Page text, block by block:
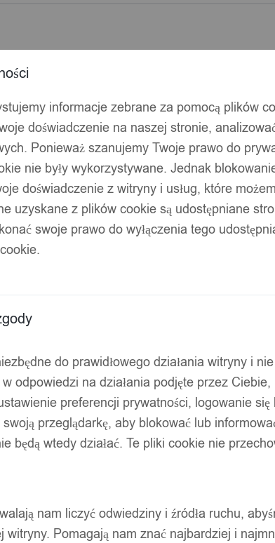
informacje zebrane za pomocą plików
doświadczenie na naszej stronie,
Ponieważ szanujemy Twoje prawo do
nie były wykorzystywane. Jednak
doświadczenie z witryny i usług, które
uzyskane z plików cookie są udostępniane
swoje prawo do wyłączenia tego
do prawidłowego działania witryny i
odpowiedzi na działania podjęte przez
preferencji prywatności, logowanie się
przeglądarkę, aby blokować lub
będą wtedy działać. Te pliki cookie nie
nam liczyć odwiedziny i źródła ruchu,
witryny. Pomagają nam znać najbardziej i